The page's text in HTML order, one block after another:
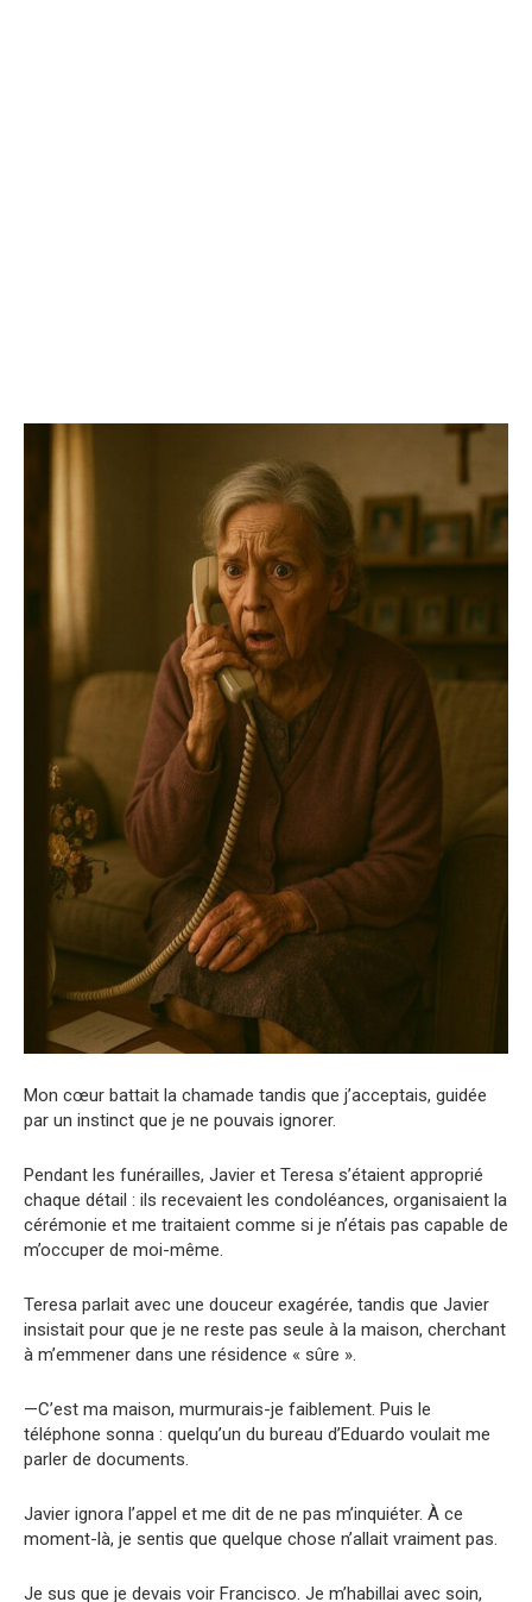
Mon cœur battait la chamade tandis que j’acceptais, guidée
par un instinct que je ne pouvais ignorer.
Pendant les funérailles, Javier et Teresa s’étaient approprié
chaque détail : ils recevaient les condoléances, organisaient la
cérémonie et me traitaient comme si je n’étais pas capable de
m’occuper de moi-même.
Teresa parlait avec une douceur exagérée, tandis que Javier
insistait pour que je ne reste pas seule à la maison, cherchant
à m’emmener dans une résidence « sûre ».
—C’est ma maison, murmurais-je faiblement. Puis le
téléphone sonna : quelqu’un du bureau d’Eduardo voulait me
parler de documents.
Javier ignora l’appel et me dit de ne pas m’inquiéter. À ce
moment-là, je sentis que quelque chose n’allait vraiment pas.
Je sus que je devais voir Francisco. Je m’habillai avec soin,